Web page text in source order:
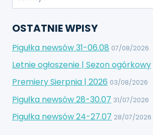
OSTATNIE WPISY
Pigułka newsów 31-06.08 07/08/2026
Letnie ogłoszenie | Sezon ogórkowy
Premiery Sierpnia | 2026 03/08/2026
Pigułka newsów 28-30.07 31/07/2026
Pigułka newsów 24-27.07 28/07/2026